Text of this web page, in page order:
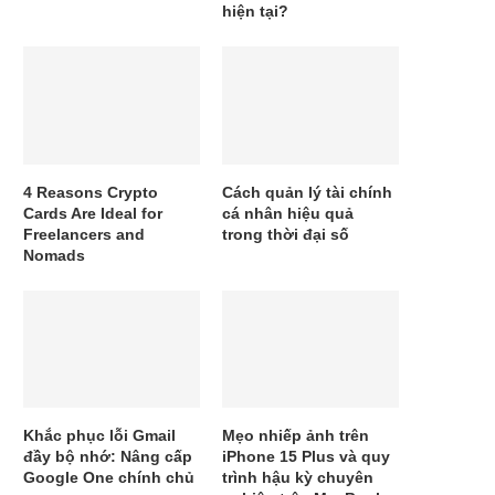
hiện tại?
4 Reasons Crypto
Cards Are Ideal for
Freelancers and
Nomads
Cách quản lý tài chính
cá nhân hiệu quả
trong thời đại số
Khắc phục lỗi Gmail
đầy bộ nhớ: Nâng cấp
Google One chính chủ
Mẹo nhiếp ảnh trên
iPhone 15 Plus và quy
trình hậu kỳ chuyên